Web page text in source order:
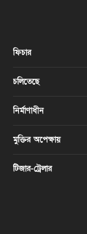
ফিচার
চলিতেছে
নির্মাণাধীন
মুক্তির অপেক্ষায়
টিজার-ট্রেলার